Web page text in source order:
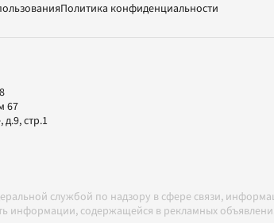
Политика конфиденциальности
67
стр.1
службой по надзору в сфере связи,
информации, содержащейся в рекламных